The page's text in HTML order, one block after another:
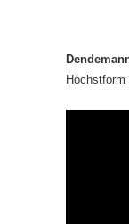
Höchstform